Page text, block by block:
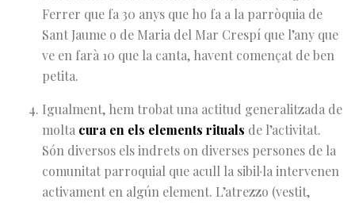
Ferrer que fa 30 anys que ho fa a la parròquia de
Sant Jaume o de Maria del Mar Crespí que l’any que
ve en farà 10 que la canta, havent començat de ben
petita.
Igualment, hem trobat una actitud generalitzada de
molta cura en els elements rituals de l’activitat.
Són diversos els indrets on diverses persones de la
comunitat parroquial que acull la sibil·la intervenen
activament en algún element. L’atrezzo (vestit,